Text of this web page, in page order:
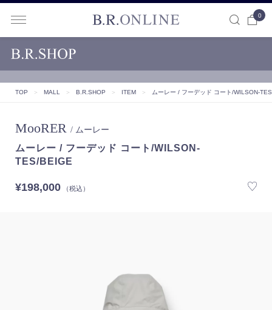
0
TOP ＞ MALL ＞ B.R.SHOP ＞ ITEM ＞ ムーレー / フーデッド コート/WILSON-
MooRER / ムーレー
ムーレー / フーデッド コート/WILSON-
TES/BEIGE
¥198,000（税込）